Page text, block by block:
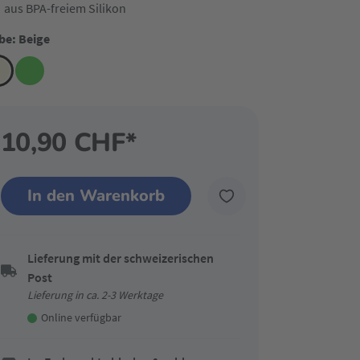
aus BPA-freiem Silikon
Beige
10,90 CHF*
In den Warenkorb
Lieferung mit der schweizerischen
Post
Lieferung in ca. 2-3 Werktage
Online verfügbar